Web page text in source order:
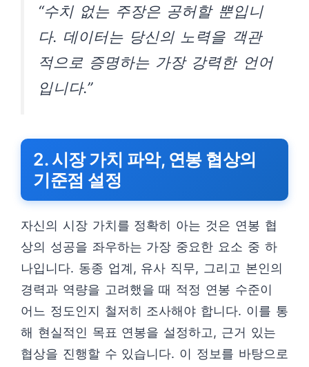
“수치 없는 주장은 공허할 뿐입니
다. 데이터는 당신의 노력을 객관
적으로 증명하는 가장 강력한 언어
입니다.”
2. 시장 가치 파악, 연봉 협상의
기준점 설정
자신의 시장 가치를 정확히 아는 것은 연봉 협
상의 성공을 좌우하는 가장 중요한 요소 중 하
나입니다. 동종 업계, 유사 직무, 그리고 본인의
경력과 역량을 고려했을 때 적정 연봉 수준이
어느 정도인지 철저히 조사해야 합니다. 이를 통
해 현실적인 목표 연봉을 설정하고, 근거 있는
협상을 진행할 수 있습니다. 이 정보를 바탕으로